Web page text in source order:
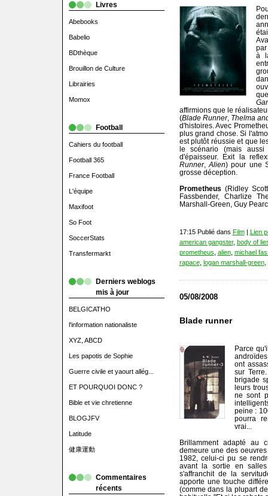
Livres
Abebooks
Babelio
BDthèque
Brouillon de Culture
Librairies
Momox
Football
Cahiers du football
Football 365
France Football
L'équipe
Maxifoot
So Foot
SoccerStats
Transfermarkt
Derniers weblogs
mis à jour
BELGICATHO
l'information nationaliste
XYZ, ABCD
Les papotis de Sophie
Guerre civile et yaourt allég...
ET POURQUOI DONC ?
Bible et vie chretienne
BLOGJFV
Latitude
健康運動
Commentaires
récents
à
affirmions que le
(Blade Runner, Thelma
d'histoires. Avec
plus grand chose. Si
est plutôt réussie et que
le scénario (mais aussi
d'épaisseur. Exit la
Runner, Alien) pour une
grosse déception.
Prometheus (Ridley
Fassbender, Charlize
Marshall-Green, Guy
17:15 Publié dans Film| Lien
american gangster, body of
prometheus alien, michael
rapace, logan marshall-green,
05/08/2008
Blade runner
Parce
ont
sur
brigade
leurs
ne sont
peine :
pourra
vrai...
Brillamment adapté au
demeure une des
1982, celui-ci pu se
avant la sortie en
s'affranchit de la
apporte une touche
(comme dans la plupart